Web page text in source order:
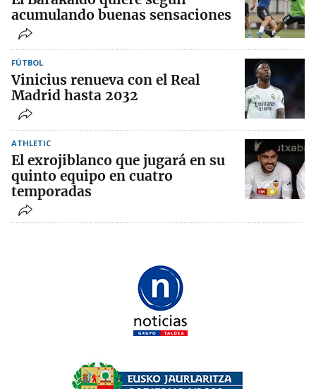
acumulando buenas sensaciones
FÚTBOL
Vinicius renueva con el Real
Madrid hasta 2032
ATHLETIC
El exrojiblanco que jugará en su
quinto equipo en cuatro
temporadas